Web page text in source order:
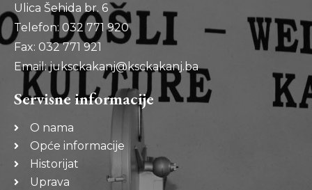
Ulica Šehida br. 6
Telefon: 032 771 920
Fax: 032 771 921
Email: juksckakanj@ksckakanj.ba
Servisne informacije
O nama
Opće informacije
Historijat
Uprava